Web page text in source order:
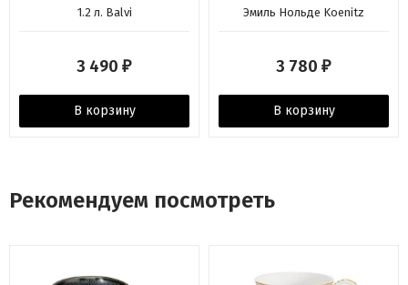
1.2 л. Balvi
3 490 ₽
В корзину
Эмиль Нольде Koenitz
3 780 ₽
В корзину
Рекомендуем посмотреть